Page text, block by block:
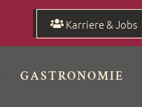
Karriere & Jobs
GASTRONOMIE